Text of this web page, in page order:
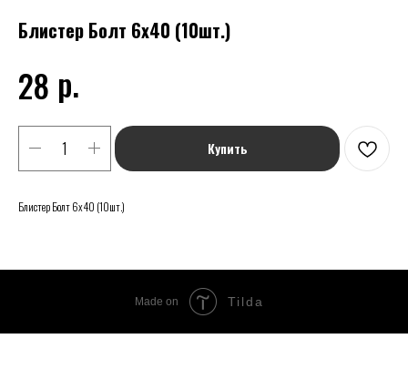
Блистер Болт 6х40 (10шт.)
28 р.
Купить
Блистер Болт 6х40 (10шт.)
Made on Tilda